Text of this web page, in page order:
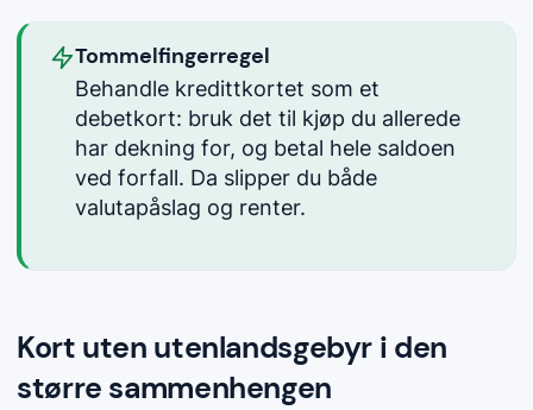
Tommelfingerregel
Behandle kredittkortet som et
debetkort: bruk det til kjøp du allerede
har dekning for, og betal hele saldoen
ved forfall. Da slipper du både
valutapåslag og renter.
Kort uten utenlandsgebyr i den
større sammenhengen